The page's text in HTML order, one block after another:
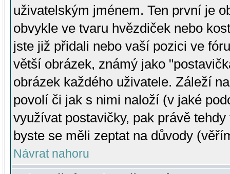
uživatelským jménem. Ten první je
obvykle ve tvaru hvězdiček nebo
jste již přidali nebo vaší pozici ve
větší obrázek, známý jako
obrázek každého uživatele. Záleží
povolí či jak s nimi naloží (v jaké
využívat postavičky, pak právě
byste se měli zeptat na důvody
Návrat nahoru